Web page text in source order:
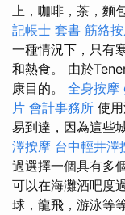
上，咖啡，茶，麵
記帳士 套書 筋絡
一種情況下，只有
和熱食。 由於
康目的。 全身按摩
片 會計事務所 使
易到達，因為這些
澤按摩 台中輕井澤
過選擇一個具有多
可以在海灘酒吧度
球，龍飛，游泳等